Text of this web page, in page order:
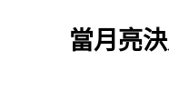
當月亮